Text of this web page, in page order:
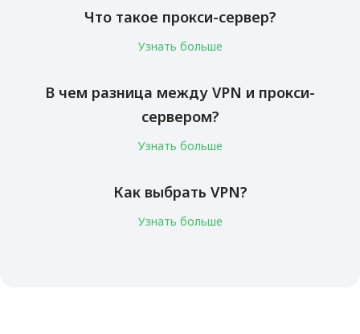
Что такое прокси-сервер?
Узнать больше
В чем разница между VPN и прокси-
сервером?
Узнать больше
Как выбрать VPN?
Узнать больше